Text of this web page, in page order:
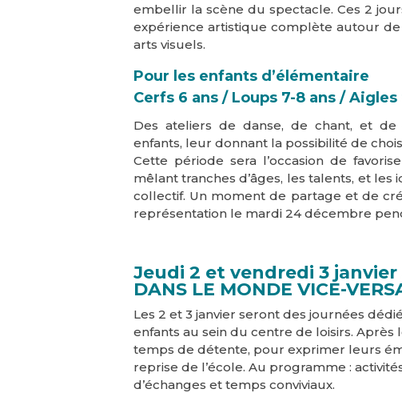
embellir la scène du spectacle. Ces 2
expérience artistique complète autour
arts visuels.
Pour les enfants d’élémentaire
Cerfs 6 ans / Loups 7-8 ans / Aigles
Des ateliers de danse, de chant, et
enfants, leur donnant la possibilité de
Cette période sera l’occasion de
mêlant tranches d’âges, les talents, et
collectif. Un moment de partage et de
représentation le mardi 24 décembre
Jeudi 2 et vendredi 3 janvier
DANS LE MONDE VICE-
Les 2 et 3 janvier seront des journées
enfants au sein du centre de loisirs. Après
temps de détente, pour exprimer leurs
reprise de l’école. Au programme :
d’échanges et temps conviviaux.